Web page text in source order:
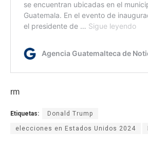
rm
Etiquetas: Donald Trump
elecciones en Estados Unidos 2024